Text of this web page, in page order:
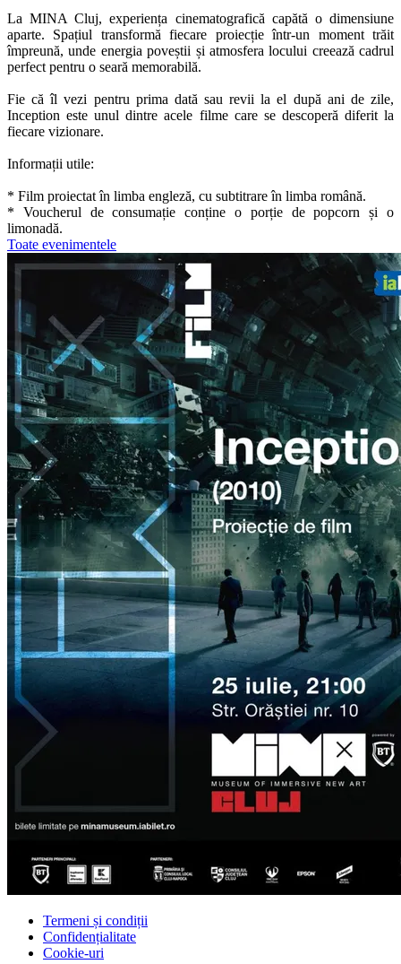
La MINA Cluj, experiența cinematografică capătă o dimensiune
aparte. Spațiul transformă fiecare proiecție într-un moment trăit
împreună, unde energia poveștii și atmosfera locului creează cadrul
perfect pentru o seară memorabilă.
Fie că îl vezi pentru prima dată sau revii la el după ani de zile,
Inception este unul dintre acele filme care se descoperă diferit la
fiecare vizionare.
Informații utile:
* Film proiectat în limba engleză, cu subtitrare în limba română.
* Voucherul de consumație conține o porție de popcorn și o
limonadă.
Toate evenimentele
Termeni și condiții
Confidențialitate
Cookie-uri